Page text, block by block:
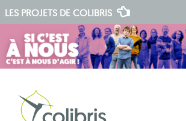
LES PROJETS DE COLIBRIS